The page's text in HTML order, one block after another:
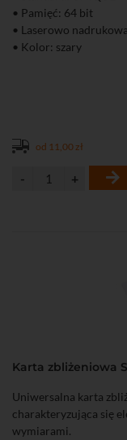
• Pamięć: 64 bit
• Laserowo
• Kolor: szary
od 11,00 zł
Karta zbliżeniowa
Uniwersalna karta
charakteryzująca się
wymiarami.